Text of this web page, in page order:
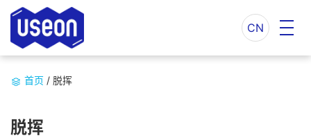
CN
首页 / 脱挥
脱挥